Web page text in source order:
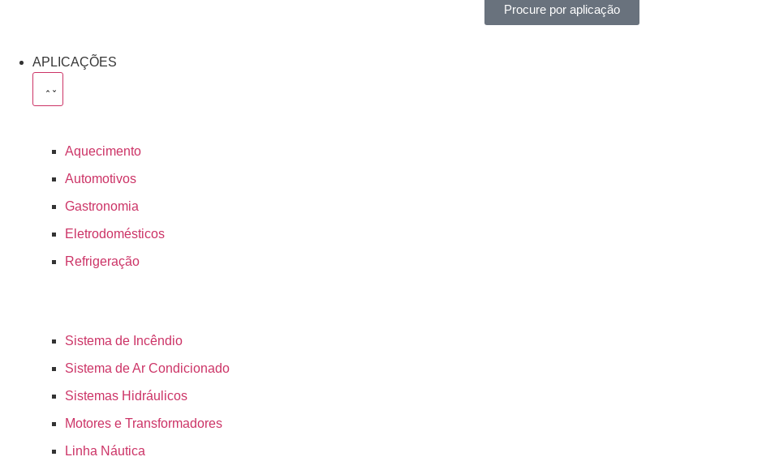
Procure por aplicação
APLICAÇÕES
Aquecimento
Automotivos
Gastronomia
Eletrodomésticos
Refrigeração
Sistema de Incêndio
Sistema de Ar Condicionado
Sistemas Hidráulicos
Motores e Transformadores
Linha Náutica